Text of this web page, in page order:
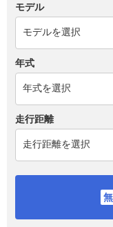
モデル
年式
走行距離